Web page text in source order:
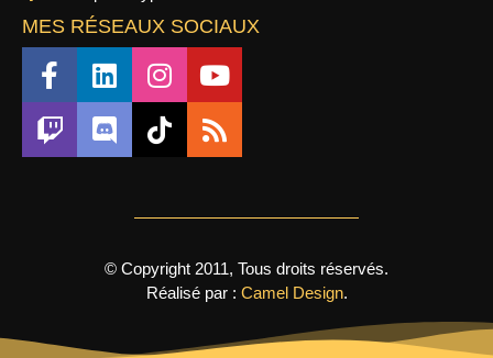
MES RÉSEAUX SOCIAUX
© Copyright 2011, Tous droits réservés.
Réalisé par : Camel Design.